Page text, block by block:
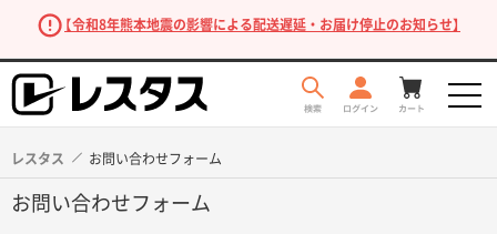
【令和8年熊本地震の影響による配送遅延・お届け停止のお知らせ】
レスタス お問い合わせフォーム
お問い合わせフォーム